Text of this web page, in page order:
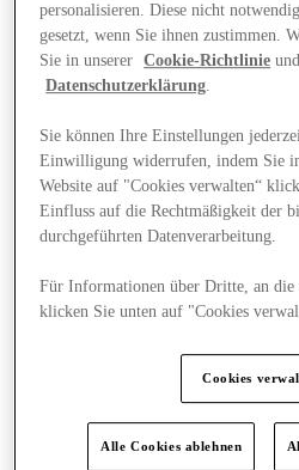
Angebote
personalisieren. Diese nicht
gesetzt, wenn Sie ihnen zustimmen.
Sie in unserer
Cookie-Richtlinie
Datenschutzerklärung.
Sie können Ihre Einstellungen
Einwilligung widerrufen, indem Sie
Website auf "Cookies verwalten“
Einfluss auf die Rechtmäßigkeit der
durchgeführten Datenverarbeitung.
Für Informationen über Dritte, an die
klicken Sie unten auf "Cookies
Cookies
Alle Cookies ablehnen